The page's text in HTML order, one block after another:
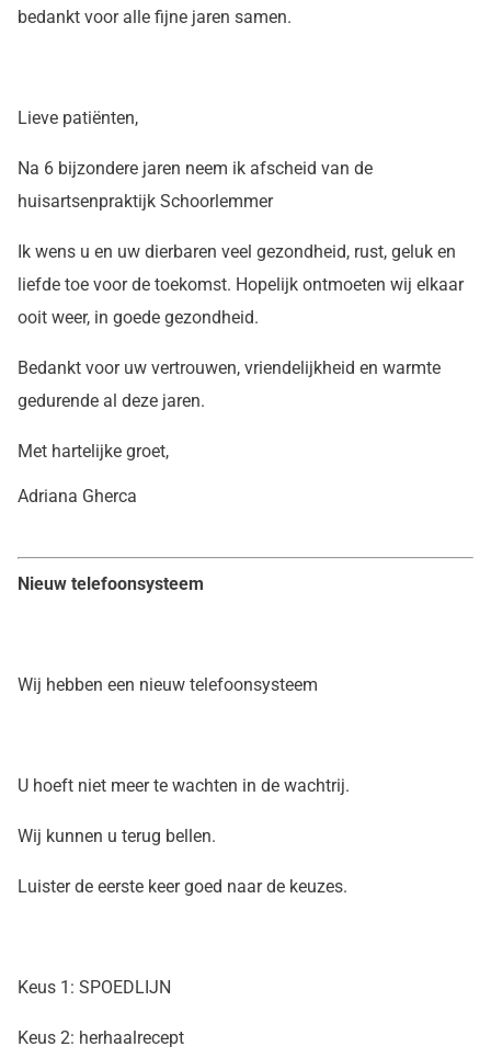
bedankt voor alle fijne jaren samen.
Lieve patiënten,
Na 6 bijzondere jaren neem ik afscheid van de
huisartsenpraktijk Schoorlemmer
Ik wens u en uw dierbaren veel gezondheid, rust, geluk en
liefde toe voor de toekomst. Hopelijk ontmoeten wij elkaar
ooit weer, in goede gezondheid.
Bedankt voor uw vertrouwen, vriendelijkheid en warmte
gedurende al deze jaren.
Met hartelijke groet,
Adriana Gherca
Nieuw telefoonsysteem
Wij hebben een nieuw telefoonsysteem
U hoeft niet meer te wachten in de wachtrij.
Wij kunnen u terug bellen.
Luister de eerste keer goed naar de keuzes.
Keus 1: SPOEDLIJN
Keus 2: herhaalrecept